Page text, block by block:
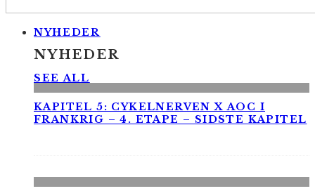
NYHEDER
NYHEDER
SEE ALL
KAPITEL 5: CYKELNERVEN X AOC I
FRANKRIG – 4. ETAPE – SIDSTE KAPITEL